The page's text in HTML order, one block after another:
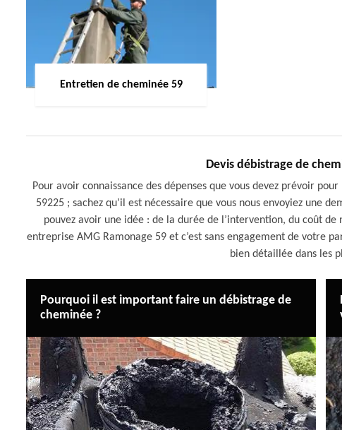
Entretien de cheminée 59
Devis débistrage de
Pour avoir connaissance des dépenses que vous devez prévoir
59225 ; sachez qu’il est nécessaire que vous nous envoyiez une
pouvez avoir une idée : de la durée de l’intervention, du coût
entreprise AMG Ramonage 59 et c’est sans engagement de votre
bien détaillée dans les
Pourquoi il est important faire un débistrage de
cheminée ?